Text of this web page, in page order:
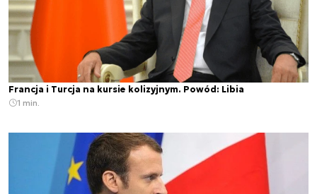
Francja i Turcja na kursie kolizyjnym. Powód: Libia
1 min.